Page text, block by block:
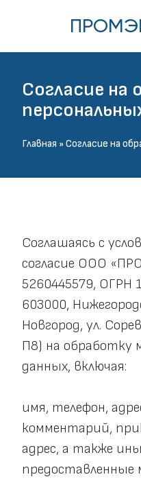
Согласие на
Главная » Согласие на
Соглашаясь с
согласие ООО
5260445579, ОГРН
603000,
Новгород, ул.
П8) на обработку
данных, включая:
имя, телефон,
комментарий,
адрес, а также
предоставленные